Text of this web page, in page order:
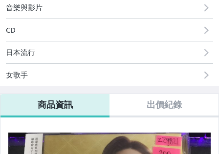
音樂與影片
CD
日本流行
女歌手
商品資訊 出價紀錄